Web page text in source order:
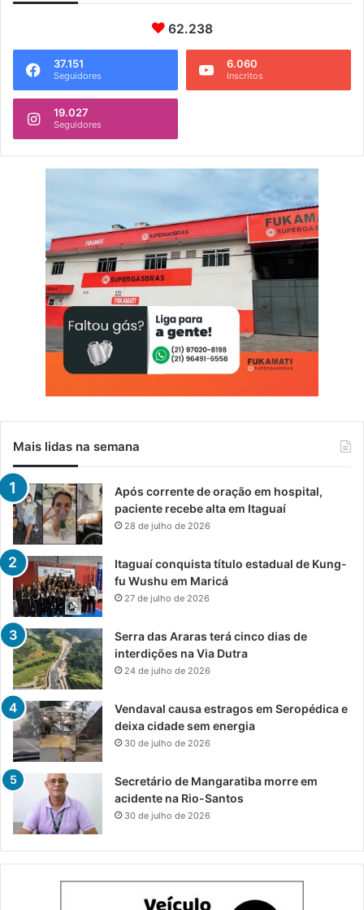
62.238
37.151
Seguidores
6.060
Inscritos
19.027
Seguidores
Mais lidas na semana
Após corrente de oração em hospital,
paciente recebe alta em Itaguaí
28 de julho de 2026
Itaguaí conquista título estadual de Kung-
fu Wushu em Maricá
27 de julho de 2026
Serra das Araras terá cinco dias de
interdições na Via Dutra
24 de julho de 2026
Vendaval causa estragos em Seropédica e
deixa cidade sem energia
30 de julho de 2026
Secretário de Mangaratiba morre em
acidente na Rio-Santos
30 de julho de 2026